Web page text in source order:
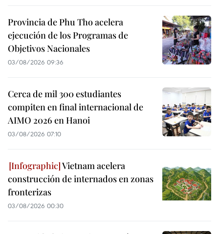
Provincia de Phu Tho acelera
ejecución de los Programas de
Objetivos Nacionales
03/08/2026 09:36
Cerca de mil 300 estudiantes
compiten en final internacional de
AIMO 2026 en Hanoi
03/08/2026 07:10
Vietnam acelera
construcción de internados en zonas
fronterizas
03/08/2026 00:30